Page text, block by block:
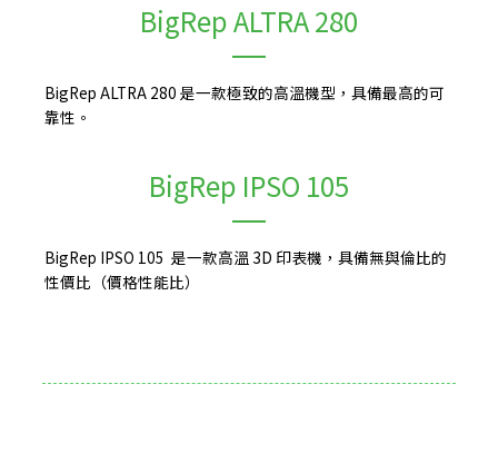
BigRep ALTRA 280
BigRep ALTRA 280 是一款極致的高溫機型，具備最高的可
靠性。
BigRep IPSO 105
BigRep IPSO 105 是一款高溫 3D 印表機，具備無與倫比的
性價比（價格性能比）